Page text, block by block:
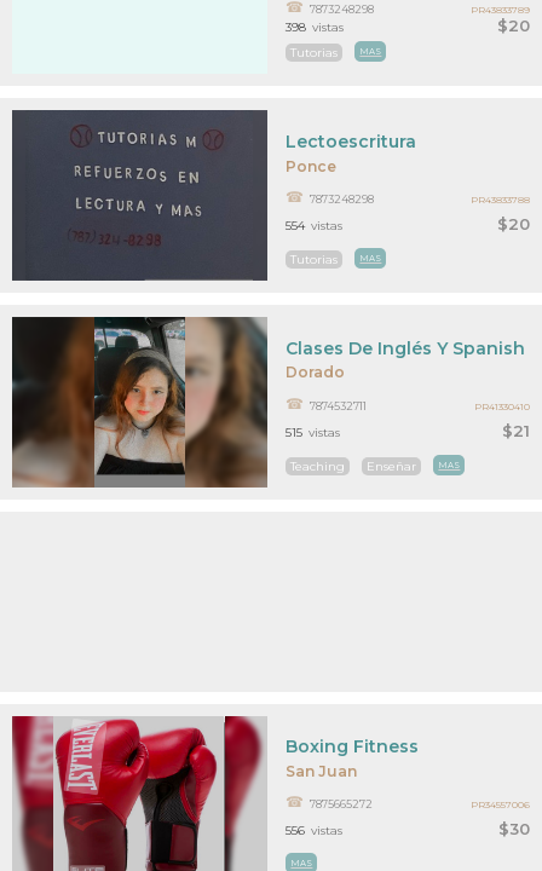
$20
7873248298
Tutorias MAS
398 vistas
PR43833789
Ponce
$20
Lectoescritura
7873248298
Tutorias MAS
554 vistas
PR43833788
Dorado
$21
Clases De Inglés Y Spanish
7874532711
Teaching Enseñar MAS
515 vistas
PR41330410
San Juan
$30
Boxing Fitness
7875665272
MAS
556 vistas
PR34557006